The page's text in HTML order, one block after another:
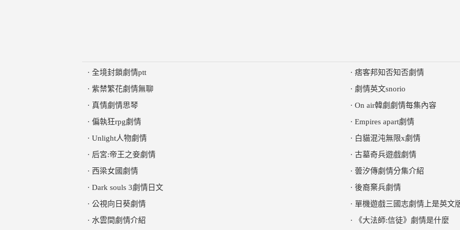
· 全境封鎖劇情ptt
· 紫禁繁花劇情無聊
· 真情劇情思琴
· 偏執狂rpg劇情
· Unlight人物劇情
· 后宮:帝王之妾劇情
· 西梁女國劇情
· Dark souls 3劇情日文
· 公視向日葵劇情
· 水雲間劇情介紹
· 痞客邦知否知否劇情
· 劇情英文snorio
· On air韓劇劇情每集內容
· Empires apart劇情
· 白貓混沌無限x劇情
· 古墓奇兵遊戲劇情
· 蕓汐傳劇情分集介紹
· 後裔棄兵劇情
· 單機遊戲三國志劇情上是英文
·
《大法師:信徒》劇情是什麼